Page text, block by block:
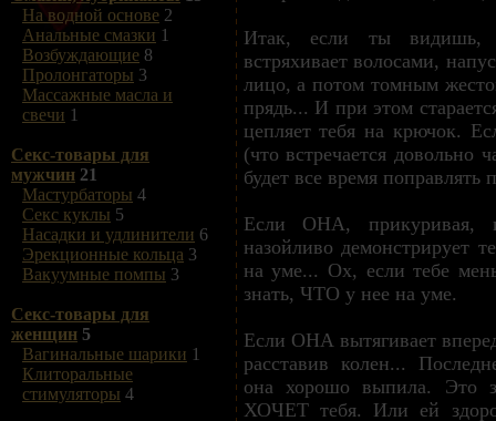
На водной основе 2
Анальные смазки 1
Возбуждающие 8
Пролонгаторы 3
Массажные масла и
свечи 1
Секс-товары для
мужчин 21
Мастурбаторы 4
Секс куклы 5
Насадки и удлинители 6
Эрекционные кольца 3
Вакуумные помпы 3
Секс-товары для
женщин 5
Вагинальные шарики 1
Клиторальные
стимуляторы 4
Итак, если ты видишь,
встряхивает волосами,
лицо, а потом томным
прядь... И при этом
цепляет тебя на крючок.
(что встречается довольно
будет все время поправлять
Если ОНА, прикуривая,
назойливо демонстрирует
на уме... Ох, если тебе
знать, ЧТО у нее на уме.
Если ОНА вытягивает
расставив колен...
она хорошо выпила. Это
ХОЧЕТ тебя. Или ей